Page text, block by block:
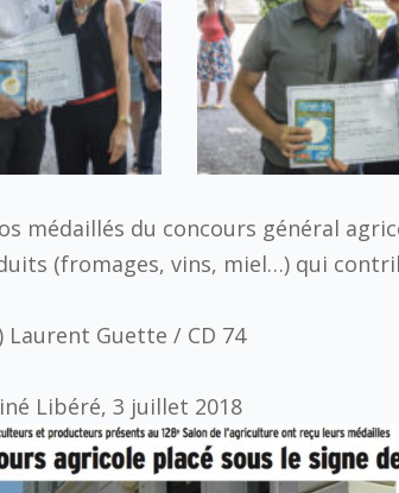
médaillés du concours général
(fromages, vins, miel…) qui
Laurent Guette / CD 74
Libéré, 3 juillet 2018